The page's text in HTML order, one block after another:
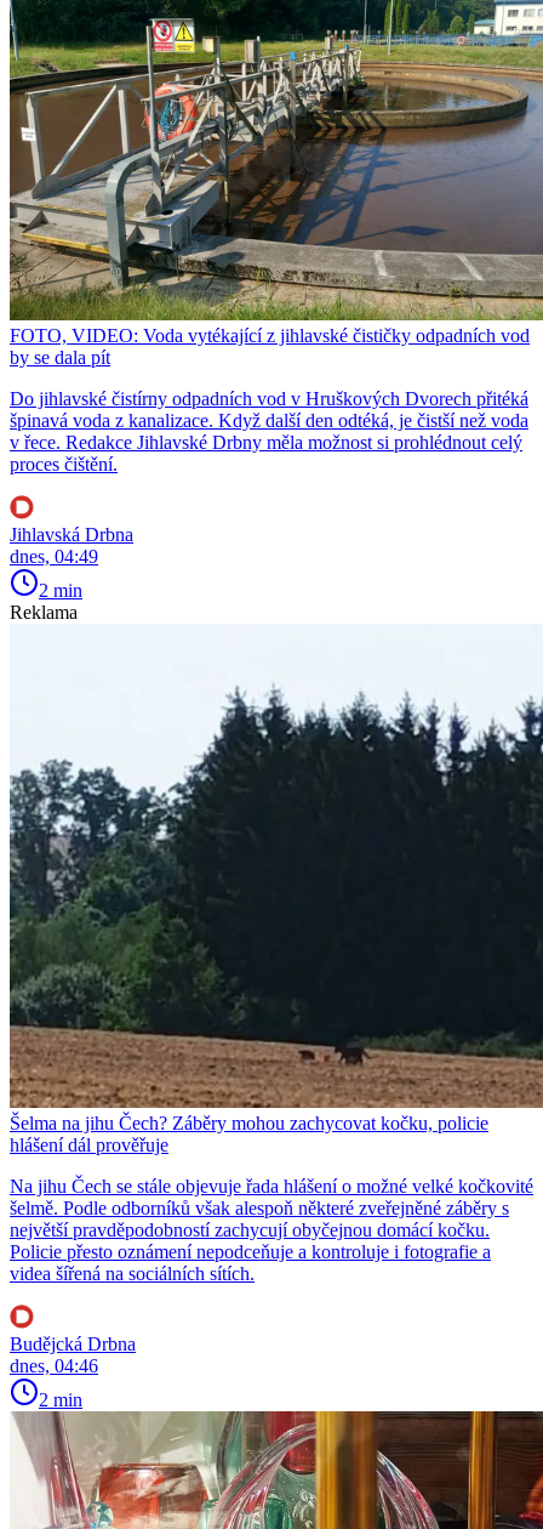
FOTO, VIDEO: Voda vytékající z jihlavské čističky odpadních vod
by se dala pít
Do jihlavské čistírny odpadních vod v Hruškových Dvorech přitéká
špinavá voda z kanalizace. Když další den odtéká, je čistší než voda
v řece. Redakce Jihlavské Drbny měla možnost si prohlédnout celý
proces čištění.
Jihlavská Drbna
dnes, 04:49
2 min
Reklama
Šelma na jihu Čech? Záběry mohou zachycovat kočku, policie
hlášení dál prověřuje
Na jihu Čech se stále objevuje řada hlášení o možné velké kočkovité
šelmě. Podle odborníků však alespoň některé zveřejněné záběry s
největší pravděpodobností zachycují obyčejnou domácí kočku.
Policie přesto oznámení nepodceňuje a kontroluje i fotografie a
videa šířená na sociálních sítích.
Budějcká Drbna
dnes, 04:46
2 min